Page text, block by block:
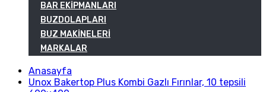
BAR EKIPMANLARI
BUZDOLAPLARI
BUZ MAKINELERI
MARKALAR
Anasayfa
Unox Bakertop Plus Kombi Gazlı Fırınlar, 10 tepsili